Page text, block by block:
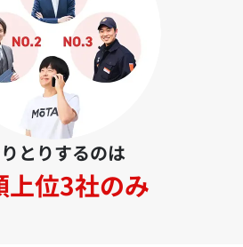
とりするのは
上位3社のみ